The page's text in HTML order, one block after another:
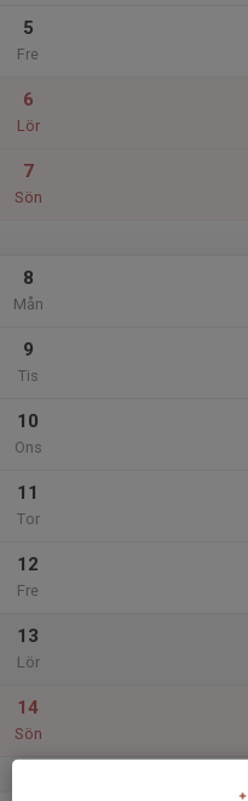
5
Fre
6
Lör
7
Sön
8
Mån
9
Tis
10
Ons
11
Tor
12
Fre
13
Lör
14
Sön